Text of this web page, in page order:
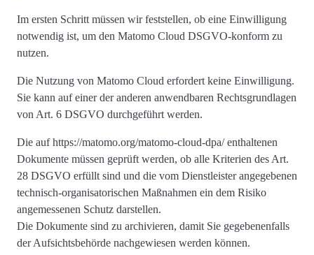
Im ersten Schritt müssen wir feststellen, ob eine Einwilligung
notwendig ist, um den Matomo Cloud DSGVO-konform zu
nutzen.
Die Nutzung von Matomo Cloud erfordert keine Einwilligung.
Sie kann auf einer der anderen anwendbaren Rechtsgrundlagen
von Art. 6 DSGVO durchgeführt werden.
Die auf https://matomo.org/matomo-cloud-dpa/ enthaltenen
Dokumente müssen geprüft werden, ob alle Kriterien des Art.
28 DSGVO erfüllt sind und die vom Dienstleister angegebenen
technisch-organisatorischen Maßnahmen ein dem Risiko
angemessenen Schutz darstellen.
Die Dokumente sind zu archivieren, damit Sie gegebenenfalls
der Aufsichtsbehörde nachgewiesen werden können.